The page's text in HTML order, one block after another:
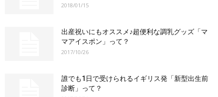
2018/01/15
出産祝いにもオススメ♪超便利な調乳グッズ「マ
マアイスポン」って？
2017/10/26
誰でも1日で受けられるイギリス発「新型出生前
診断」って？